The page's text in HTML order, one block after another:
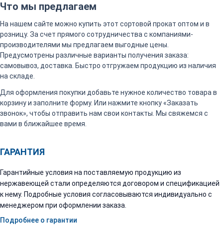
Что мы предлагаем
На нашем сайте можно купить этот сортовой прокат оптом и в
розницу. За счет прямого сотрудничества с компаниями-
производителями мы предлагаем выгодные цены.
Предусмотрены различные варианты получения заказа:
самовывоз, доставка. Быстро отгружаем продукцию из наличия
на складе.
Для оформления покупки добавьте нужное количество товара в
корзину и заполните форму. Или нажмите кнопку «Заказать
звонок», чтобы отправить нам свои контакты. Мы свяжемся с
вами в ближайшее время.
ГАРАНТИЯ
Гарантийные условия на поставляемую продукцию из
нержавеющей стали определяются договором и спецификацией
к нему. Подробные условия согласовываются индивидуально с
менеджером при оформлении заказа.
Подробнее о гарантии